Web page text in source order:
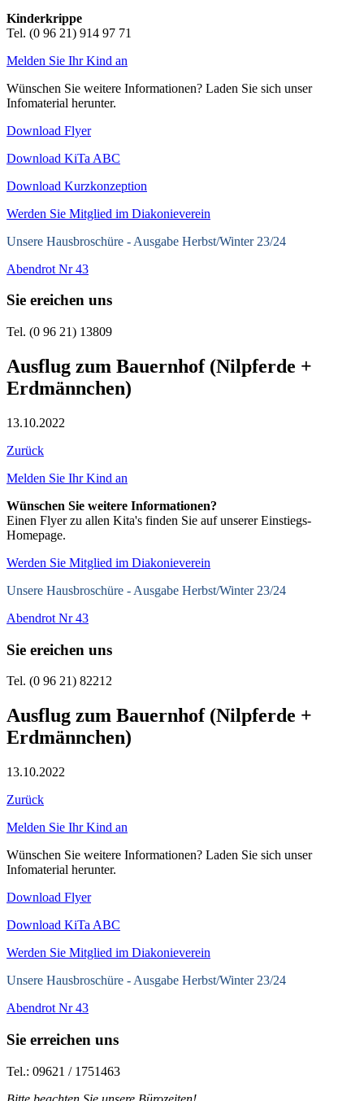
Kinderkrippe
Tel. (0 96 21) 914 97 71
Melden Sie Ihr Kind an
Wünschen Sie weitere Informationen? Laden Sie sich unser
Infomaterial herunter.
Download Flyer
Download KiTa ABC
Download Kurzkonzeption
Werden Sie Mitglied im Diakonieverein
Unsere Hausbroschüre - Ausgabe Herbst/Winter 23/24
Abendrot Nr 43
Sie ereichen uns
Tel. (0 96 21) 13809
Ausflug zum Bauernhof (Nilpferde +
Erdmännchen)
13.10.2022
Zurück
Melden Sie Ihr Kind an
Wünschen Sie weitere Informationen?
Einen Flyer zu allen Kita's finden Sie auf unserer Einstiegs-
Homepage.
Werden Sie Mitglied im Diakonieverein
Unsere Hausbroschüre - Ausgabe Herbst/Winter 23/24
Abendrot Nr 43
Sie ereichen uns
Tel. (0 96 21) 82212
Ausflug zum Bauernhof (Nilpferde +
Erdmännchen)
13.10.2022
Zurück
Melden Sie Ihr Kind an
Wünschen Sie weitere Informationen? Laden Sie sich unser
Infomaterial herunter.
Download Flyer
Download KiTa ABC
Werden Sie Mitglied im Diakonieverein
Unsere Hausbroschüre - Ausgabe Herbst/Winter 23/24
Abendrot Nr 43
Sie erreichen uns
Tel.: 09621 / 1751463